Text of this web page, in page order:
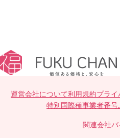
運営会社について利用規約プライ
特別国際種事業者番号
関連会社バ